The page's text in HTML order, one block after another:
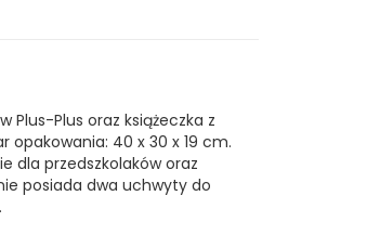
Plus oraz książeczka z
opakowania: 40 x 30 x 19 cm.
dla przedszkolaków oraz
posiada dwa uchwyty do